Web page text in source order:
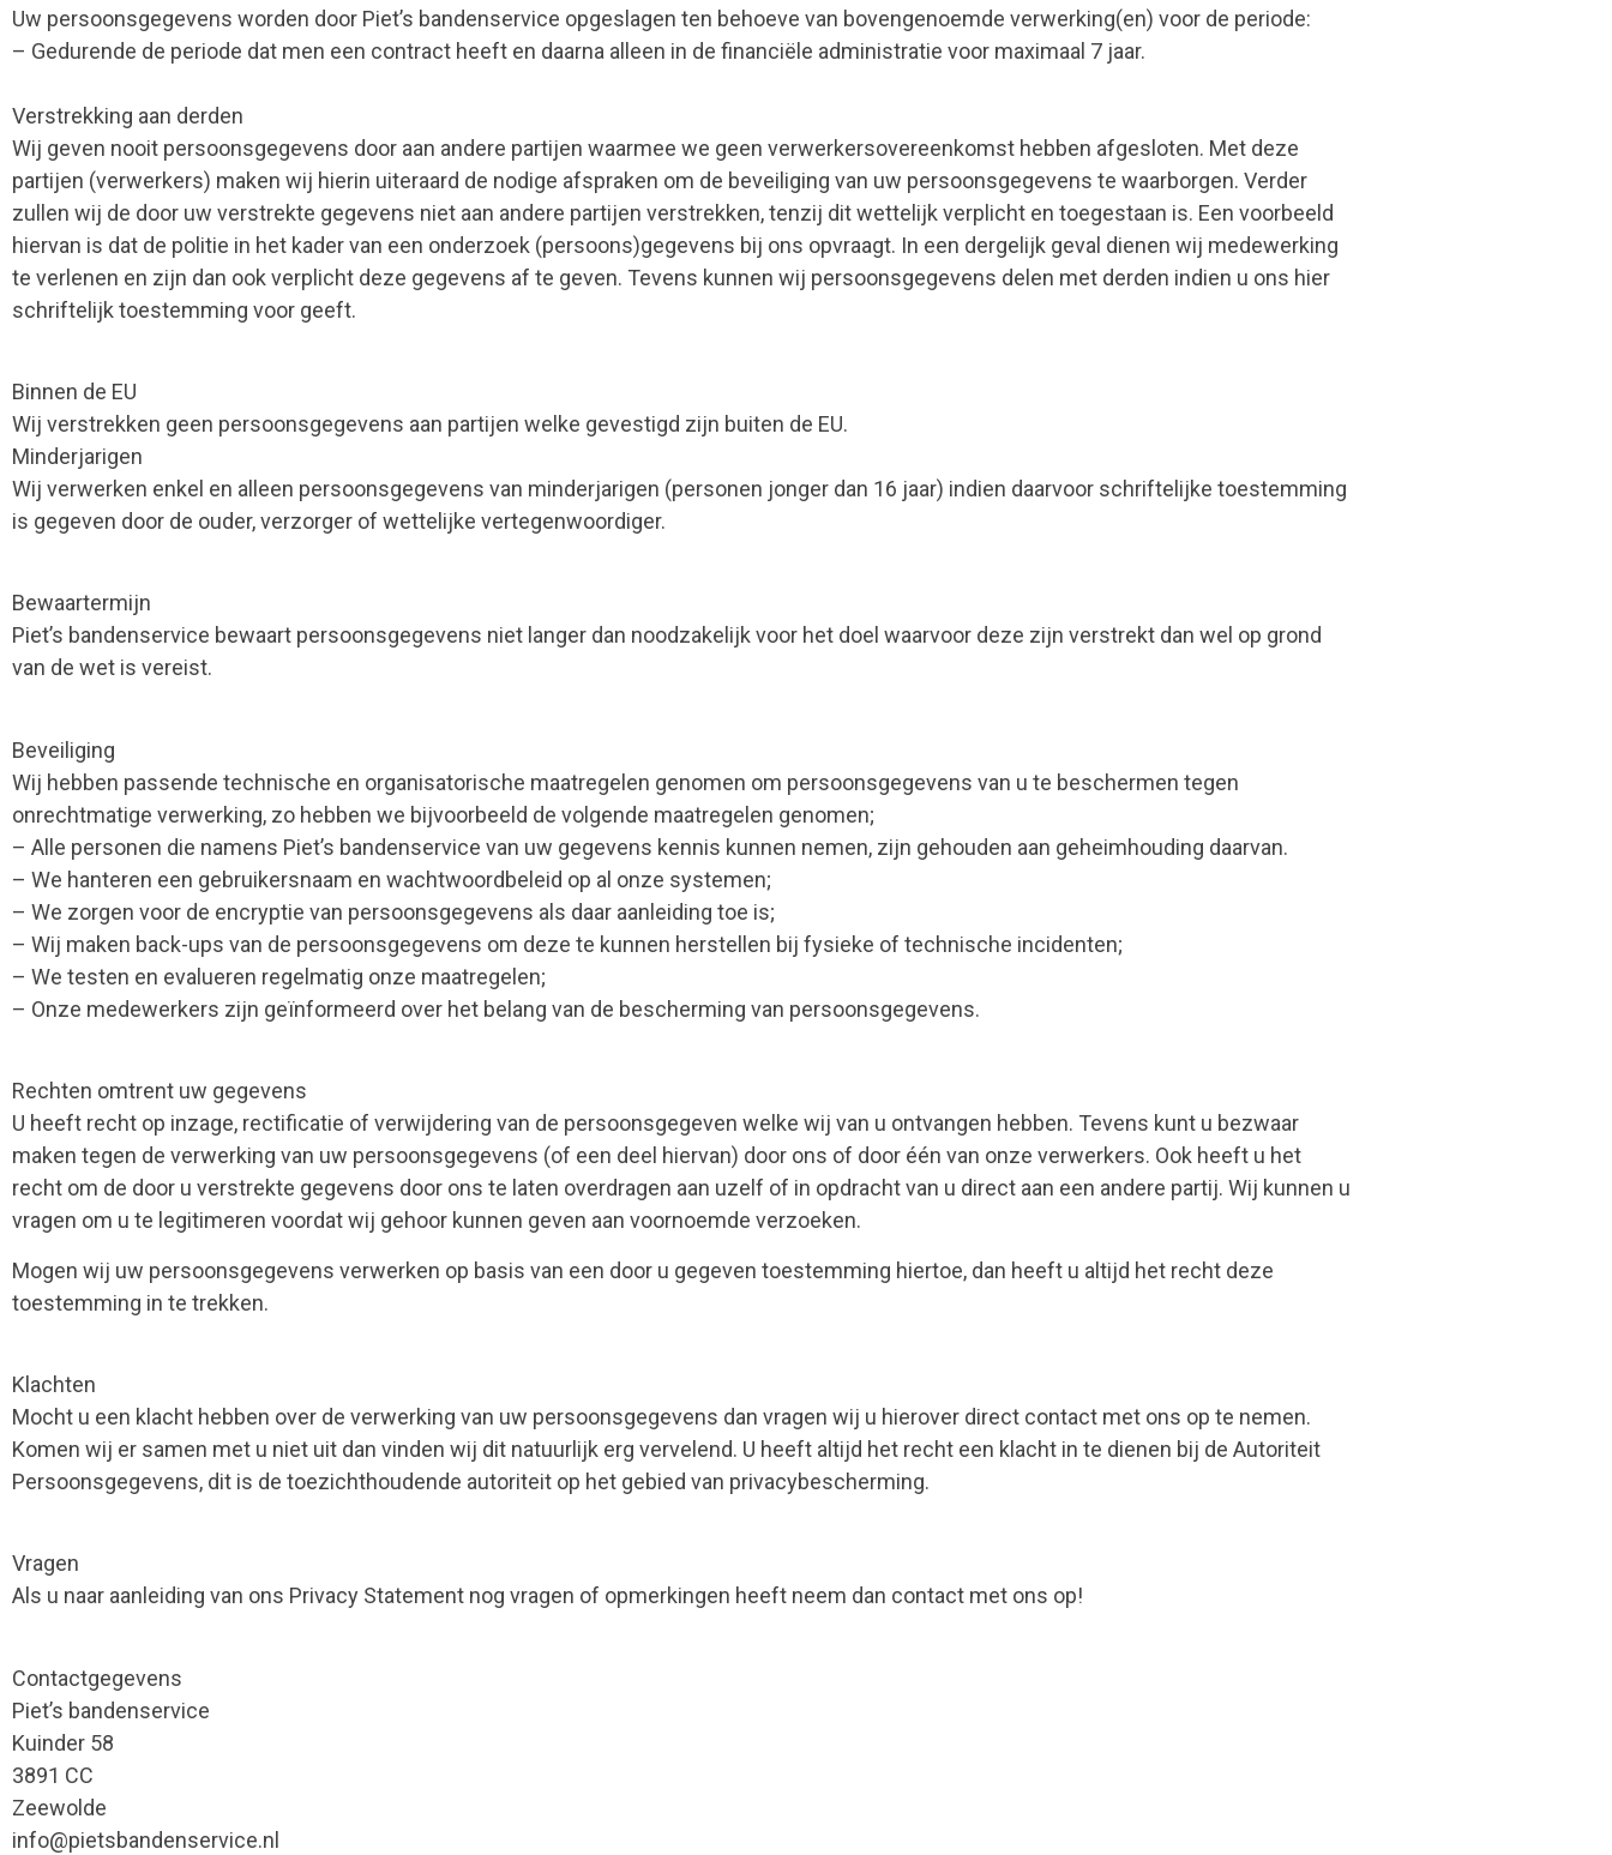
Uw persoonsgegevens worden door Piet’s bandenservice opgeslagen ten behoeve van bovengenoemde verwerking(en) voor de periode:
– Gedurende de periode dat men een contract heeft en daarna alleen in de financiële administratie voor maximaal 7 jaar.
Verstrekking aan derden
Wij geven nooit persoonsgegevens door aan andere partijen waarmee we geen verwerkersovereenkomst hebben afgesloten. Met deze
partijen (verwerkers) maken wij hierin uiteraard de nodige afspraken om de beveiliging van uw persoonsgegevens te waarborgen. Verder
zullen wij de door uw verstrekte gegevens niet aan andere partijen verstrekken, tenzij dit wettelijk verplicht en toegestaan is. Een voorbeeld
hiervan is dat de politie in het kader van een onderzoek (persoons)gegevens bij ons opvraagt. In een dergelijk geval dienen wij medewerking
te verlenen en zijn dan ook verplicht deze gegevens af te geven. Tevens kunnen wij persoonsgegevens delen met derden indien u ons hier
schriftelijk toestemming voor geeft.
Binnen de EU
Wij verstrekken geen persoonsgegevens aan partijen welke gevestigd zijn buiten de EU.
Minderjarigen
Wij verwerken enkel en alleen persoonsgegevens van minderjarigen (personen jonger dan 16 jaar) indien daarvoor schriftelijke toestemming
is gegeven door de ouder, verzorger of wettelijke vertegenwoordiger.
Bewaartermijn
Piet’s bandenservice bewaart persoonsgegevens niet langer dan noodzakelijk voor het doel waarvoor deze zijn verstrekt dan wel op grond
van de wet is vereist.
Beveiliging
Wij hebben passende technische en organisatorische maatregelen genomen om persoonsgegevens van u te beschermen tegen
onrechtmatige verwerking, zo hebben we bijvoorbeeld de volgende maatregelen genomen;
– Alle personen die namens Piet’s bandenservice van uw gegevens kennis kunnen nemen, zijn gehouden aan geheimhouding daarvan.
– We hanteren een gebruikersnaam en wachtwoordbeleid op al onze systemen;
– We zorgen voor de encryptie van persoonsgegevens als daar aanleiding toe is;
– Wij maken back-ups van de persoonsgegevens om deze te kunnen herstellen bij fysieke of technische incidenten;
– We testen en evalueren regelmatig onze maatregelen;
– Onze medewerkers zijn geïnformeerd over het belang van de bescherming van persoonsgegevens.
Rechten omtrent uw gegevens
U heeft recht op inzage, rectificatie of verwijdering van de persoonsgegeven welke wij van u ontvangen hebben. Tevens kunt u bezwaar
maken tegen de verwerking van uw persoonsgegevens (of een deel hiervan) door ons of door één van onze verwerkers. Ook heeft u het
recht om de door u verstrekte gegevens door ons te laten overdragen aan uzelf of in opdracht van u direct aan een andere partij. Wij kunnen u
vragen om u te legitimeren voordat wij gehoor kunnen geven aan voornoemde verzoeken.
Mogen wij uw persoonsgegevens verwerken op basis van een door u gegeven toestemming hiertoe, dan heeft u altijd het recht deze
toestemming in te trekken.
Klachten
Mocht u een klacht hebben over de verwerking van uw persoonsgegevens dan vragen wij u hierover direct contact met ons op te nemen.
Komen wij er samen met u niet uit dan vinden wij dit natuurlijk erg vervelend. U heeft altijd het recht een klacht in te dienen bij de Autoriteit
Persoonsgegevens, dit is de toezichthoudende autoriteit op het gebied van privacybescherming.
Vragen
Als u naar aanleiding van ons Privacy Statement nog vragen of opmerkingen heeft neem dan contact met ons op!
Contactgegevens
Piet’s bandenservice
Kuinder 58
3891 CC
Zeewolde
info@pietsbandenservice.nl